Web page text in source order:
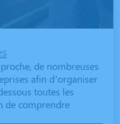
de nombreuses
afin d’organiser
toutes les
de comprendre